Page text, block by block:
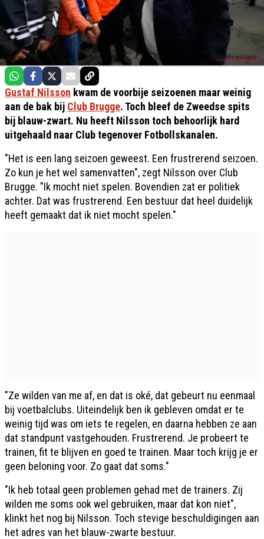
Gustaf Nilsson kwam de voorbije seizoenen maar weinig
aan de bak bij Club Brugge. Toch bleef de Zweedse spits
bij blauw-zwart. Nu heeft Nilsson toch behoorlijk hard
uitgehaald naar Club tegenover Fotbollskanalen.
"Het is een lang seizoen geweest. Een frustrerend seizoen.
Zo kun je het wel samenvatten", zegt Nilsson over Club
Brugge. "Ik mocht niet spelen. Bovendien zat er politiek
achter. Dat was frustrerend. Een bestuur dat heel duidelijk
heeft gemaakt dat ik niet mocht spelen."
"Ze wilden van me af, en dat is oké, dat gebeurt nu eenmaal
bij voetbalclubs. Uiteindelijk ben ik gebleven omdat er te
weinig tijd was om iets te regelen, en daarna hebben ze aan
dat standpunt vastgehouden. Frustrerend. Je probeert te
trainen, fit te blijven en goed te trainen. Maar toch krijg je er
geen beloning voor. Zo gaat dat soms."
"Ik heb totaal geen problemen gehad met de trainers. Zij
wilden me soms ook wel gebruiken, maar dat kon niet",
klinkt het nog bij Nilsson. Toch stevige beschuldigingen aan
het adres van het blauw-zwarte bestuur.